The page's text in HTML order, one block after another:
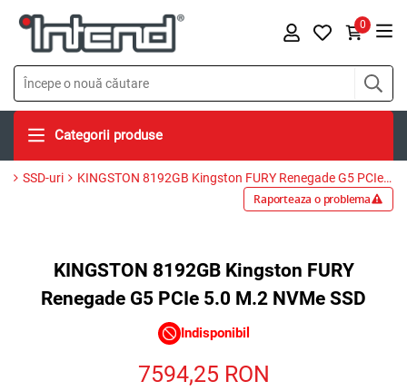
0
Categorii produse
SSD-uri KINGSTON 8192GB Kingston FURY Renegade G5 PCIe 5.0 M.2 NVMe SSD
Raporteaza o problema
KINGSTON 8192GB Kingston FURY
Renegade G5 PCIe 5.0 M.2 NVMe SSD
Indisponibil
7594,25 RON